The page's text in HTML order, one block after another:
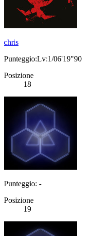
chris
Punteggio:Lv:1/06'19"90
Posizione
18
Punteggio: -
Posizione
19